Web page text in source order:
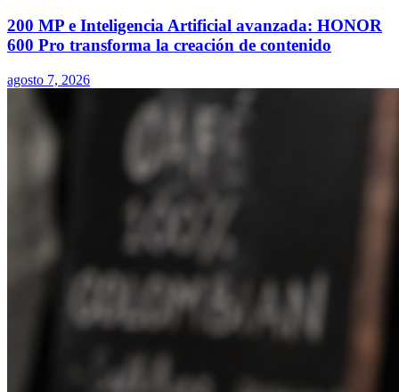
200 MP e Inteligencia Artificial avanzada: HONOR
600 Pro transforma la creación de contenido
agosto 7, 2026